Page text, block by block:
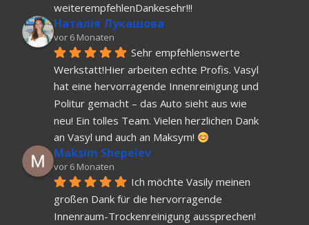
weiterempfehlenDankesehr!!!
Наталія Лукашова
vor 6 Monaten
Sehr empfehlenswerte
Werkstatt!Hier arbeiten echte Profis. Vasyl
hat eine hervorragende Innenreinigung und
Politur gemacht – das Auto sieht aus wie
neu! Ein tolles Team. Vielen herzlichen Dank
an Vasyl und auch an Maksym!
Maksim Shepelev
vor 6 Monaten
Ich möchte Vasily meinen
großen Dank für die hervorragende
Innenraum-Trockenreinigung aussprechen!